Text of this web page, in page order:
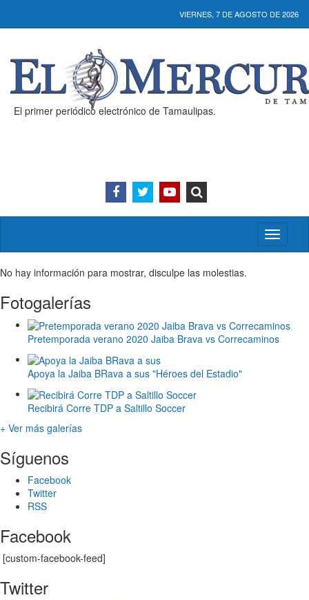
VIERNES, 7 DE AGOSTO DE 2026
El primer periódico electrónico de Tamaulipas.
Activar/
menú
No hay información para mostrar, disculpe las molestias.
Fotogalerías
Pretemporada verano 2020 Jaiba Brava vs Correcaminos
Apoya la Jaiba BRava a sus "Héroes del Estadio"
Recibirá Corre TDP a Saltillo Soccer
+ Ver más galerías
Síguenos
Facebook
Twitter
RSS
Facebook
[custom-facebook-feed]
Twitter